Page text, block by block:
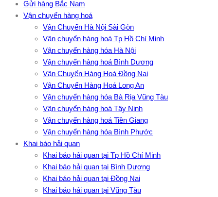
Gửi hàng Bắc Nam
Vận chuyển hàng hoá
Vận Chuyển Hà Nội Sài Gòn
Vận chuyển hàng hoá Tp Hồ Chí Minh
Vận chuyển hàng hóa Hà Nội
Vận chuyển hàng hoá Bình Dương
Vận Chuyển Hàng Hoá Đồng Nai
Vận Chuyển Hàng Hoá Long An
Vận chuyển hàng hóa Bà Rịa Vũng Tàu
Vận chuyển hàng hoá Tây Ninh
Vận chuyển hàng hoá Tiền Giang
Vận chuyển hàng hóa Bình Phước
Khai báo hải quan
Khai báo hải quan tại Tp Hồ Chí Minh
Khai báo hải quan tại Bình Dương
Khai báo hải quan tại Đồng Nai
Khai báo hải quan tại Vũng Tàu